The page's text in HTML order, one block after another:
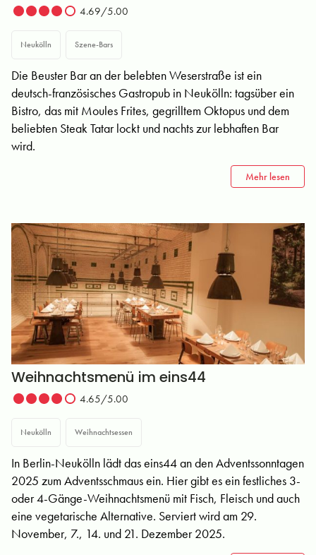
4.69/5.00
Neukölln Szene-Bars
Die Beuster Bar an der belebten Weserstraße ist ein
deutsch-französisches Gastropub in Neukölln: tagsüber ein
Bistro, das mit Moules Frites, gegrilltem Oktopus und dem
beliebten Steak Tatar lockt und nachts zur lebhaften Bar
wird.
Mehr lesen
Weihnachtsmenü im eins44
4.65/5.00
Neukölln Weihnachtsessen
In Berlin-Neukölln lädt das eins44 an den Adventssonntagen
2025 zum Adventsschmaus ein. Hier gibt es ein festliches 3-
oder 4-Gänge-Weihnachtsmenü mit Fisch, Fleisch und auch
eine vegetarische Alternative. Serviert wird am 29.
November, 7., 14. und 21. Dezember 2025.